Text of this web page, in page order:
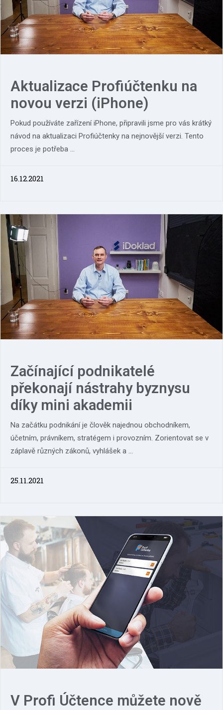
Aktualizace Profiúčtenku na
novou verzi (iPhone)
Pokud používáte zařízení iPhone, připravili jsme pro vás krátký
návod na aktualizaci Profiúčtenky na nejnovější verzi. Tento
proces je potřeba ...
16.12.2021
Začínající podnikatelé
překonají nástrahy byznysu
díky mini akademii
Na začátku podnikání je člověk najednou obchodníkem,
účetním, právníkem, stratégem i provozním. Zorientovat se v
záplavě různých zákonů, vyhlášek a ...
25.11.2021
V Profi Účtence můžete nově